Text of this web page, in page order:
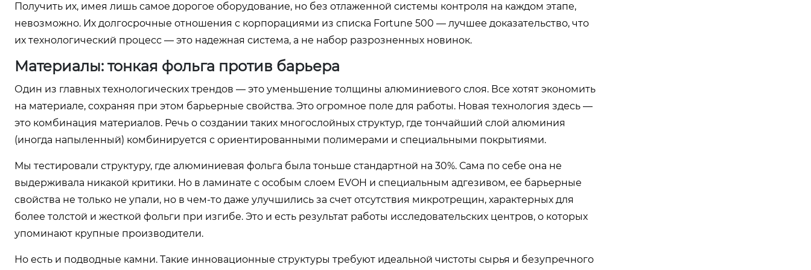
Получить их, имея лишь самое дорогое оборудование, но без отлаженной системы контроля на каждом этапе,
невозможно. Их долгосрочные отношения с корпорациями из списка Fortune 500 — лучшее доказательство, что
их технологический процесс — это надежная система, а не набор разрозненных новинок.
Материалы: тонкая фольга против барьера
Один из главных технологических трендов — это уменьшение толщины алюминиевого слоя. Все хотят экономить
на материале, сохраняя при этом барьерные свойства. Это огромное поле для работы. Новая технология здесь —
это комбинация материалов. Речь о создании таких многослойных структур, где тончайший слой алюминия
(иногда напыленный) комбинируется с ориентированными полимерами и специальными покрытиями.
Мы тестировали структуру, где алюминиевая фольга была тоньше стандартной на 30%. Сама по себе она не
выдерживала никакой критики. Но в ламинате с особым слоем EVOH и специальным адгезивом, ее барьерные
свойства не только не упали, но в чем-то даже улучшились за счет отсутствия микротрещин, характерных для
более толстой и жесткой фольги при изгибе. Это и есть результат работы исследовательских центров, о которых
упоминают крупные производители.
Но есть и подводные камни. Такие инновационные структуры требуют идеальной чистоты сырья и безупречного